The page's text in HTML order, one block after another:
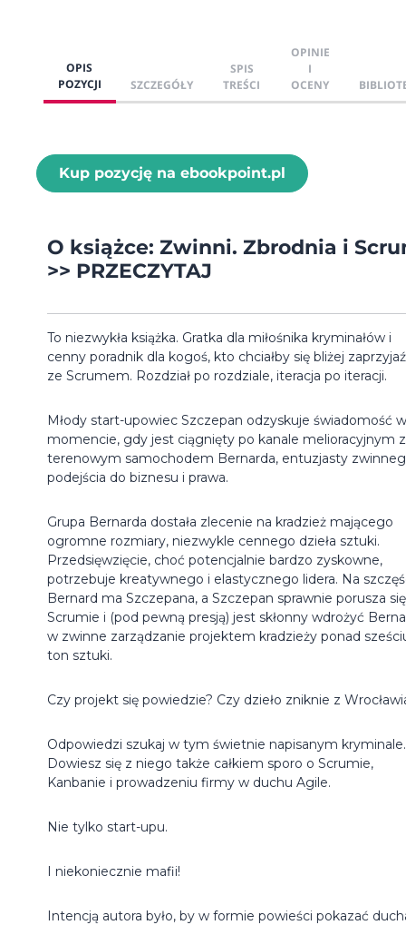
OPIS
POZYCJI
SZCZEGÓŁY
SPIS
TREŚCI
OPINIE
I
OCENY
Kup pozycję na ebookpoint.pl
O książce: Zwinni. Zbrodnia i
>> PRZECZYTAJ
To niezwykła książka. Gratka dla miłośnika kryminałów i
cenny poradnik dla kogoś, kto chciałby się bliżej
ze Scrumem. Rozdział po rozdziale, iteracja po iteracji.
Młody start-upowiec Szczepan odzyskuje świadomość w
momencie, gdy jest ciągnięty po kanale melioracyjnym
terenowym samochodem Bernarda, entuzjasty
podejścia do biznesu i prawa.
Grupa Bernarda dostała zlecenie na kradzież mającego
ogromne rozmiary, niezwykle cennego dzieła sztuki.
Przedsięwzięcie, choć potencjalnie bardzo zyskowne,
potrzebuje kreatywnego i elastycznego lidera. Na
Bernard ma Szczepana, a Szczepan sprawnie porusza
Scrumie i (pod pewną presją) jest skłonny wdrożyć
w zwinne zarządzanie projektem kradzieży ponad
ton sztuki.
Czy projekt się powiedzie? Czy dzieło zniknie z
Odpowiedzi szukaj w tym świetnie napisanym kryminale.
Dowiesz się z niego także całkiem sporo o Scrumie,
Kanbanie i prowadzeniu firmy w duchu Agile.
Nie tylko start-upu.
I niekoniecznie mafii!
Intencją autora było, by w formie powieści pokazać